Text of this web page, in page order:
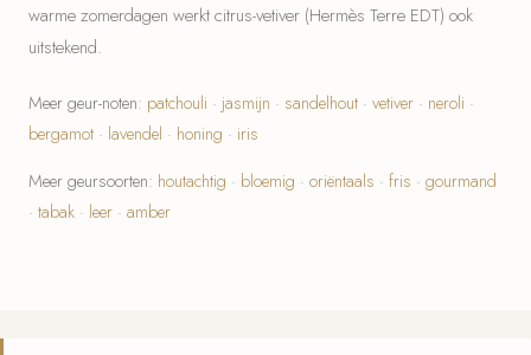
warme zomerdagen werkt citrus-vetiver (Hermès Terre EDT) ook
uitstekend.
Meer geur-noten: patchouli · jasmijn · sandelhout · vetiver · neroli ·
bergamot · lavendel · honing · iris
Meer geursoorten: houtachtig · bloemig · oriëntaals · fris · gourmand
· tabak · leer · amber